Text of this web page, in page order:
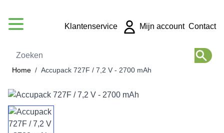
Zoeken
Klantenservice Mijn account Contact
Home / Accupack 727F / 7,2 V - 2700 mAh